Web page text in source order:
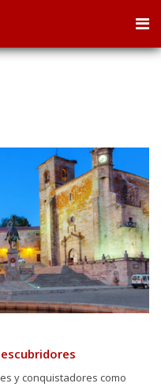
y conquistadores como